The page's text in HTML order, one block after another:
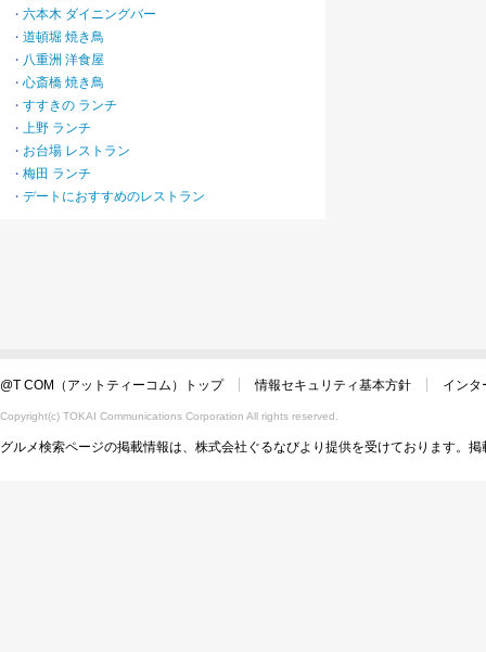
・ 六本木 ダイニングバー
・ 道頓堀 焼き鳥
・ 八重洲 洋食屋
・ 心斎橋 焼き鳥
・ すすきの ランチ
・ 上野 ランチ
・ お台場 レストラン
・ 梅田 ランチ
・ デートにおすすめのレストラン
@T COM（アットティーコム）トップ 情報セキュリティ基本方針 インタ
Copyright(c) TOKAI Communications Corporation All rights reserved.
グルメ検索ページの掲載情報は、株式会社ぐるなびより提供を受けております。